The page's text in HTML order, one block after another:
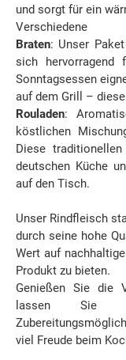
und sorgt für ein
Verschiedene
Braten: Unser
sich hervorragend
Sonntagsessen
auf dem Grill –
Rouladen:
köstlichen
Diese
deutschen Küche
auf den Tisch.
Unser Rindfleisch
durch seine hohe
Wert auf
Produkt zu bieten.
Genießen Sie die
lassen Sie
viel Freude beim